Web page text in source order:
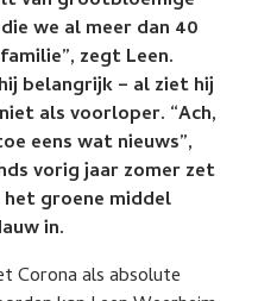
we al meer dan 40
zegt Leen.
belangrijk – al ziet hij
als voorloper. “Ach,
eens wat nieuws”,
vorig jaar zomer zet
groene middel
in.
Corona als absolute